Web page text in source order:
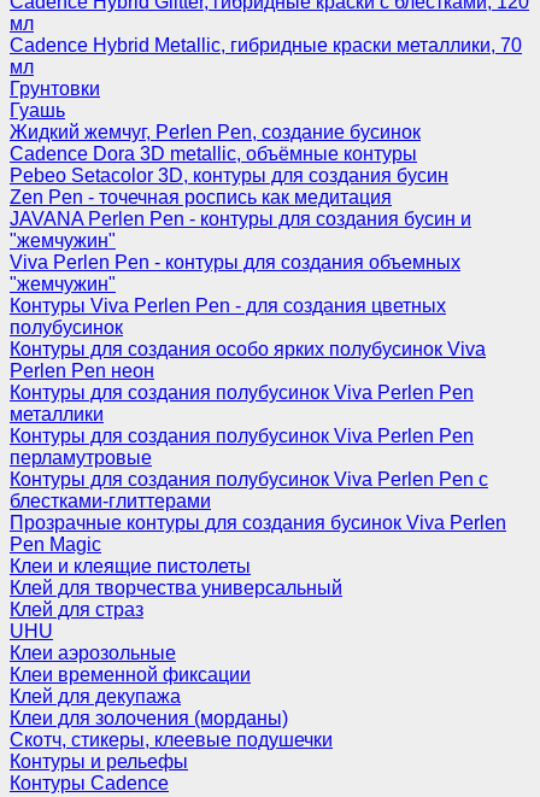
мл
Cadence Hybrid Metallic, гибридные краски металлики, 70
мл
Грунтовки
Гуашь
Жидкий жемчуг, Perlen Pen, создание бусинок
Cadence Dora 3D metallic, объёмные контуры
Pebeo Setacolor 3D, контуры для создания бусин
Zen Pen - точечная роспись как медитация
JAVANA Perlen Pen - контуры для создания бусин и
"жемчужин"
Viva Perlen Pen - контуры для создания объемных
"жемчужин"
Контуры Viva Perlen Pen - для создания цветных
полубусинок
Контуры для создания особо ярких полубусинок Viva
Perlen Pen неон
Контуры для создания полубусинок Viva Perlen Pen
металлики
Контуры для создания полубусинок Viva Perlen Pen
перламутровые
Контуры для создания полубусинок Viva Perlen Pen с
блестками-глиттерами
Прозрачные контуры для создания бусинок Viva Perlen
Pen Magic
Клеи и клеящие пистолеты
Клей для творчества универсальный
Клей для страз
UHU
Клеи аэрозольные
Клеи временной фиксации
Клей для декупажа
Клеи для золочения (морданы)
Скотч, стикеры, клеевые подушечки
Контуры и рельефы
Контуры Cadence